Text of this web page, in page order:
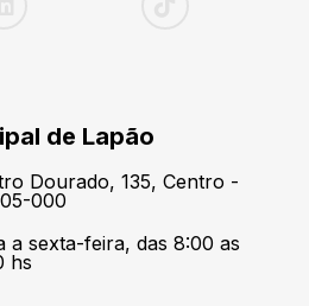
de Lapão
Dourado, 135, Centro -
000
a sexta-feira, das 8:00 as
hs